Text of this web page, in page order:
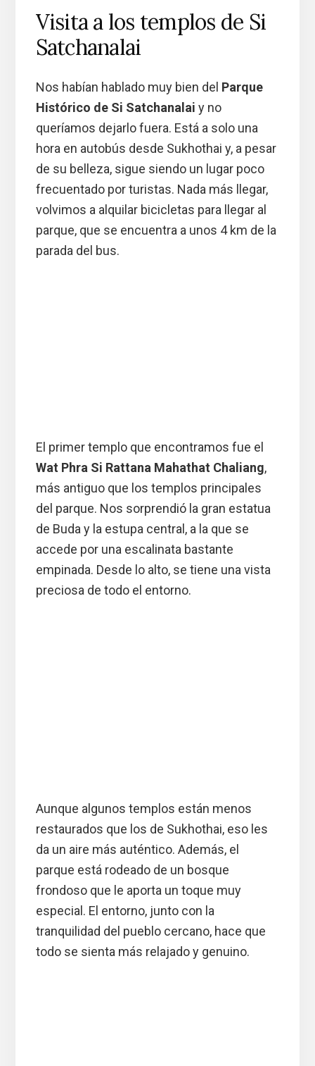
Visita a los templos de Si
Satchanalai
Nos habían hablado muy bien del Parque
Histórico de Si Satchanalai y no
queríamos dejarlo fuera. Está a solo una
hora en autobús desde Sukhothai y, a pesar
de su belleza, sigue siendo un lugar poco
frecuentado por turistas. Nada más llegar,
volvimos a alquilar bicicletas para llegar al
parque, que se encuentra a unos 4 km de la
parada del bus.
El primer templo que encontramos fue el
Wat Phra Si Rattana Mahathat Chaliang,
más antiguo que los templos principales
del parque. Nos sorprendió la gran estatua
de Buda y la estupa central, a la que se
accede por una escalinata bastante
empinada. Desde lo alto, se tiene una vista
preciosa de todo el entorno.
Aunque algunos templos están menos
restaurados que los de Sukhothai, eso les
da un aire más auténtico. Además, el
parque está rodeado de un bosque
frondoso que le aporta un toque muy
especial. El entorno, junto con la
tranquilidad del pueblo cercano, hace que
todo se sienta más relajado y genuino.